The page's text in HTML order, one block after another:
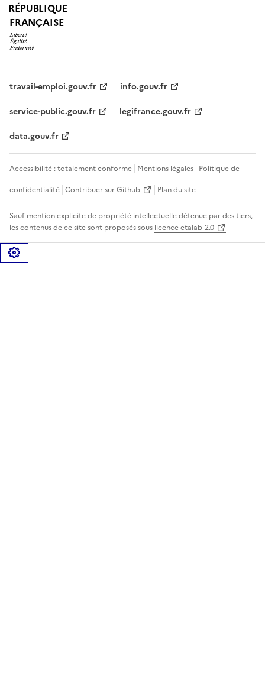
RÉPUBLIQUE
FRANÇAISE
travail-emploi.gouv.fr
info.gouv.fr
service-public.gouv.fr
legifrance.gouv.fr
data.gouv.fr
Accessibilité : totalement conforme Mentions légales Politique de
confidentialité Contribuer sur Github Plan du site
Sauf mention explicite de propriété intellectuelle détenue par des tiers,
les contenus de ce site sont proposés sous licence etalab-2.0
Gérer les cookies